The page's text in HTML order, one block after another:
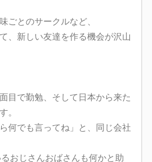
ごとのサークルなど、
、新しい友達を作る機会が沢山
目で勤勉、そして日本から来た
。
何でも言ってね」と、同じ会社
おじさんおばさんも何かと助